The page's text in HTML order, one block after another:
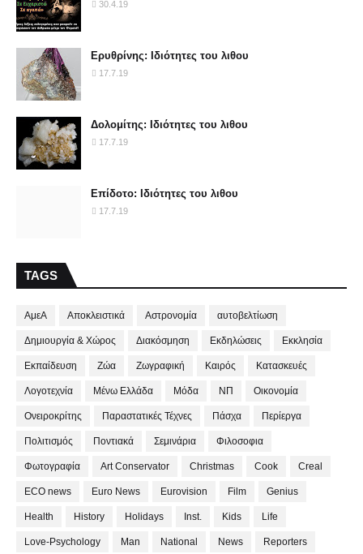
30.4.19
Ερυθρίνης: Ιδιότητες του λιθου
17.7.19
Δολομίτης: Ιδιότητες του λιθου
17.7.19
Επίδοτο: Ιδιότητες του λιθου
17.7.19
TAGS
ΑμεΑ Αποκλειστικά Αστρονομία αυτοβελτίωση
Δημιουργία & Χώρος Διακόσμηση Εκδηλώσεις Εκκλησία
Εκπαίδευση Ζώα Ζωγραφική Καιρός Κατασκευές
Λογοτεχνία Μένω Ελλάδα Μόδα ΝΠ Οικονομία
Ονειροκρίτης Παραστατικές Τέχνες Πάσχα Περίεργα
Πολιτισμός Ποντιακά Σεμινάρια Φιλοσοφια
Φωτογραφία Art Conservator Christmas Cook Creal
ECO news Euro News Eurovision Film Genius
Health History Holidays Inst. Kids Life
Love-Psychology Man National News Reporters